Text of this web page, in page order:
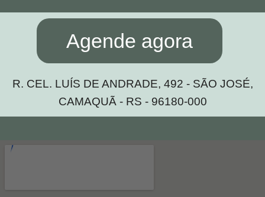
Agende agora
R. CEL. LUÍS DE ANDRADE, 492 - SÃO JOSÉ,
CAMAQUÃ - RS - 96180-000